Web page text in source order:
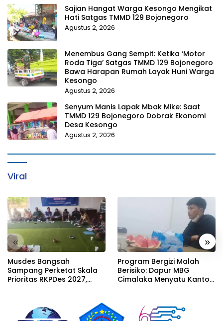
Sajian Hangat Warga Kesongo Mengikat
Hati Satgas TMMD 129 Bojonegoro
Agustus 2, 2026
Menembus Gang Sempit: Ketika ‘Motor
Roda Tiga’ Satgas TMMD 129 Bojonegoro
Bawa Harapan Rumah Layak Huni Warga
Kesongo
Agustus 2, 2026
Senyum Manis Lapak Mbak Mike: Saat
TMMD 129 Bojonegoro Dobrak Ekonomi
Desa Kesongo
Agustus 2, 2026
Viral
« »
Musdes Bangsah
Sampang Perketat Skala
Prioritas RKPDes 2027,
pada pemerataan yang
seragam
Program Bergizi Malah
Berisiko: Dapur MBG
Cimalaka Menyatu Kantor